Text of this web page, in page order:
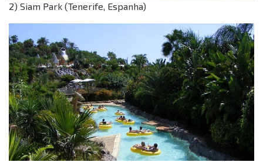
2) Siam Park (Tenerife, Espanha)